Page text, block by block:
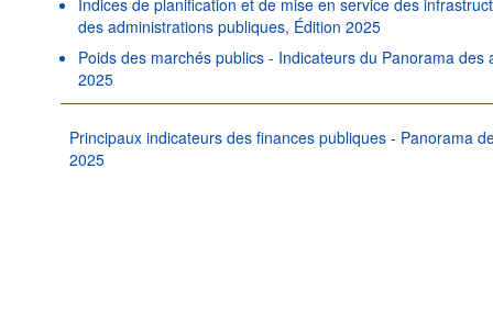
des administrations publiques, Édition 2025
Poids des marchés publics - Indicateurs du Panorama
2025
Principaux indicateurs des finances publiques - Panorama
2025